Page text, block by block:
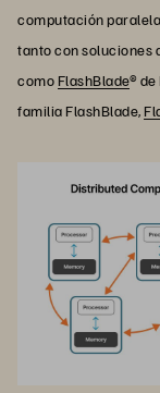
computación
tanto con soluciones
comoFlashBlade®
familia FlashBlade,